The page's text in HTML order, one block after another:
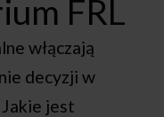
FRL
włączają
decyzji w
jest